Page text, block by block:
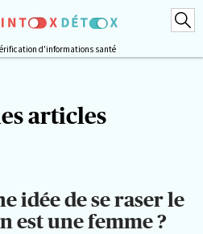
d'informations santé
articles
idée de se raser le
est une femme ?